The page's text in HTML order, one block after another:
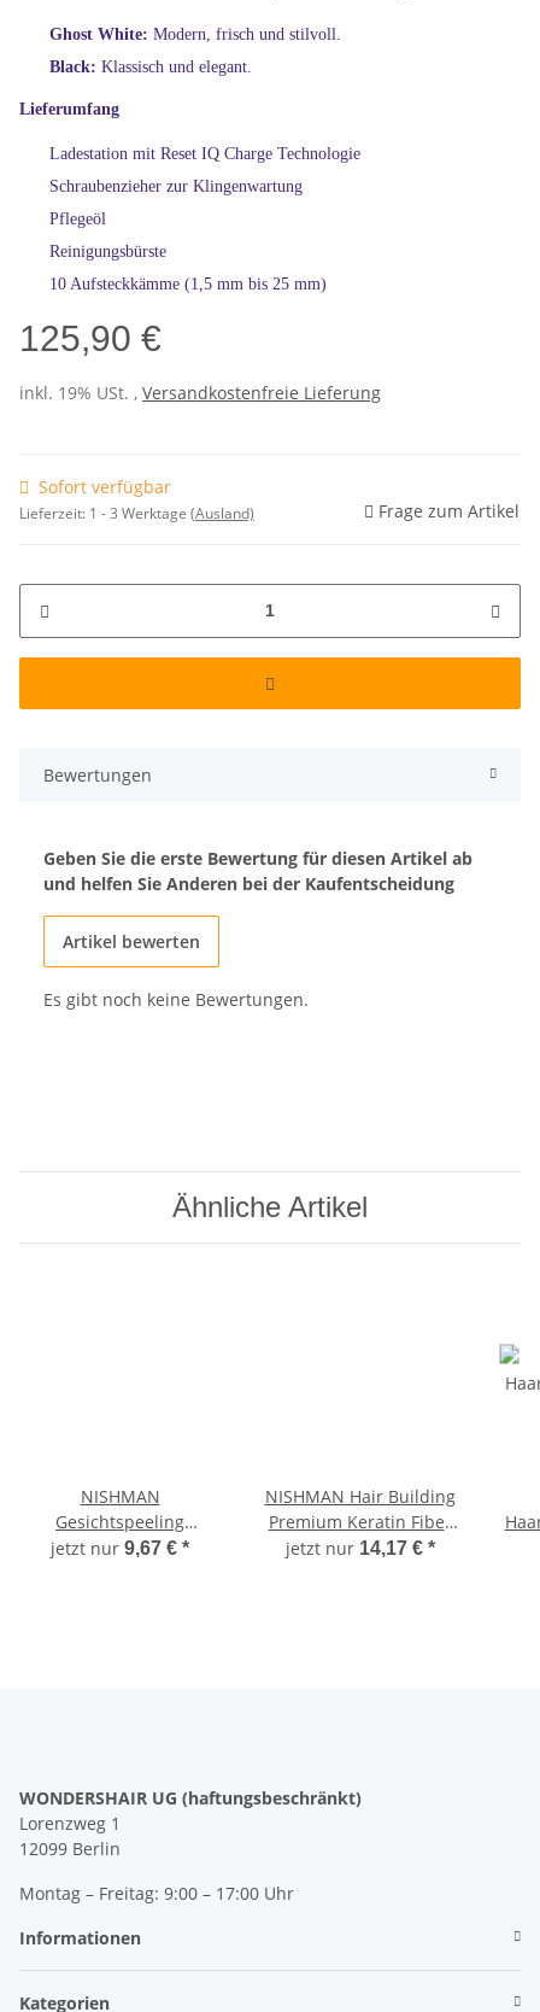
Ghost White: Modern, frisch und stilvoll.
Black: Klassisch und elegant.
Lieferumfang
Ladestation mit Reset IQ Charge Technologie
Schraubenzieher zur Klingenwartung
Pflegeöl
Reinigungsbürste
10 Aufsteckkämme (1,5 mm bis 25 mm)
125,90 €
inkl. 19% USt. , Versandkostenfreie Lieferung
Sofort verfügbar
Lieferzeit: 1 - 3 Werktage (Ausland) Frage zum Artikel
Bewertungen
Geben Sie die erste Bewertung für diesen Artikel ab
und helfen Sie Anderen bei der Kaufentscheidung
Artikel bewerten
Es gibt noch keine Bewertungen.
Ähnliche Artikel
NISHMAN
Gesichtspeeling
Aprikose Scrub Dose
jetzt nur 9,67 € *
NISHMAN Hair Building
Premium Keratin Fiber
Schütthaar Set 2 in1
jetzt nur 14,17 € *
WONDERSHAIR UG (haftungsbeschränkt)
Lorenzweg 1
12099 Berlin
Montag – Freitag: 9:00 – 17:00 Uhr
Informationen
Kategorien